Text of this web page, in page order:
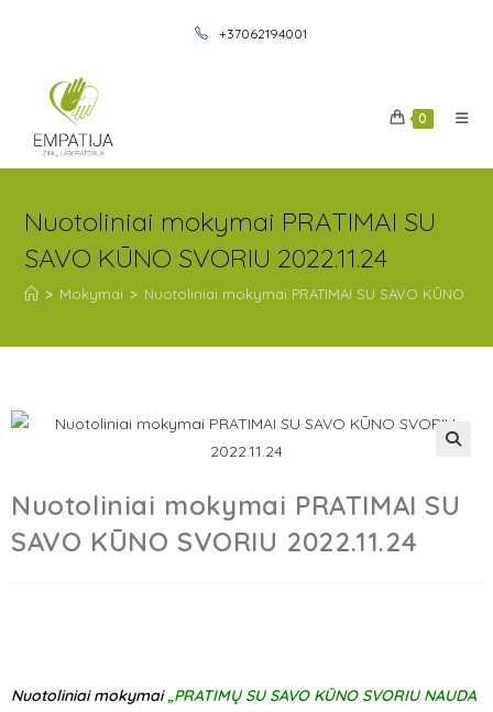
+37062194001
0
Nuotoliniai mokymai PRATIMAI SU
SAVO KŪNO SVORIU 2022.11.24
> Mokymai > Nuotoliniai mokymai PRATIMAI SU SAVO KŪNO
Nuotoliniai mokymai PRATIMAI SU
SAVO KŪNO SVORIU 2022.11.24
Nuotoliniai mokymai„PRATIMŲ SU SAVO KŪNO SVORIU NAUDA